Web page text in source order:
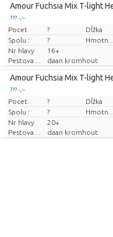
Amour Fuchsia Mix T-light
??? -,--
Cena za kus
Pocet ? Dĺžka
Spolu :
?
Nr hlavy
16+
daan kromhout
Amour Fuchsia Mix T-light
??? -,--
Cena za kus
Pocet ? Dĺžka
Spolu :
?
Nr hlavy
20+
daan kromhout